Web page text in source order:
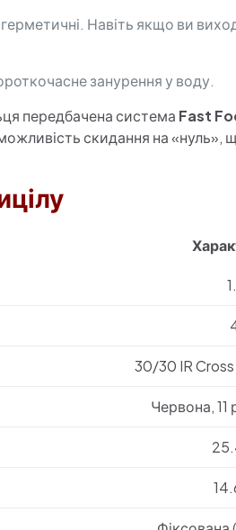
Навіть якщо ви
занурення у воду.
передбачена система Fast
скидання на «нуль»,
30/30 IR Cross
Червона, 11